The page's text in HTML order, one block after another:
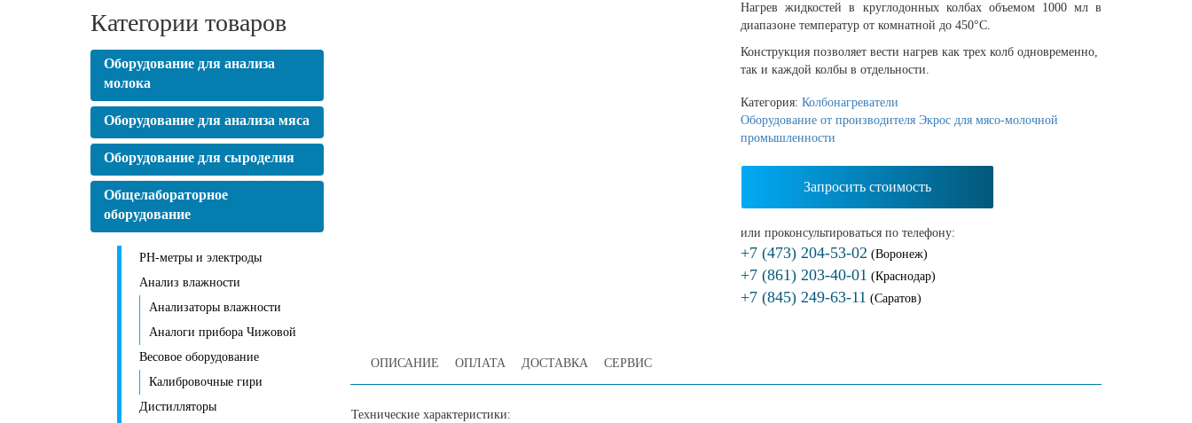
Нагрев жидкостей в круглодонных колбах объемом 1000 мл в
диапазоне температур от комнатной до 450°С.
Конструкция позволяет вести нагрев как трех колб одновременно,
так и каждой колбы в отдельности.
Категория:Колбонагреватели
Оборудование от производителя Экрос для мясо-молочной
промышленности
Запросить стоимость
или проконсультироваться по телефону:
+7 (473) 204-53-02 (Воронеж)
+7 (861) 203-40-01 (Краснодар)
+7 (845) 249-63-11 (Саратов)
ОПИСАНИЕ ОПЛАТА ДОСТАВКА СЕРВИС
Технические характеристики:
Категории товаров
Оборудование для анализа
молока
Оборудование для анализа мяса
Оборудование для сыроделия
Общелабораторное
оборудование
PH-метры и электроды
Анализ влажности
Анализаторы влажности
Аналоги прибора Чижовой
Весовое оборудование
Калибровочные гири
Дистилляторы